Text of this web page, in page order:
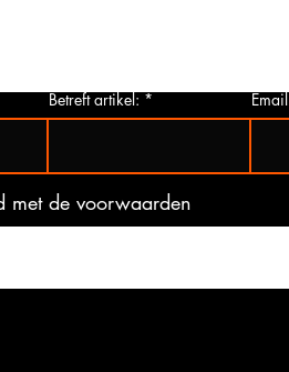
Betreft artikel: Email
met de voorwaarden